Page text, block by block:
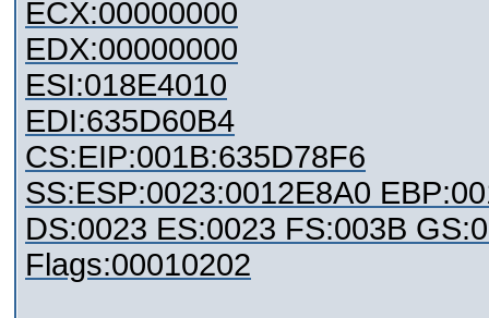
ECX:00000000
EDX:00000000
ESI:018E4010
EDI:635D60B4
CS:EIP:001B:635D78F6
SS:ESP:0023:0012E8A0
DS:0023 ES:0023 FS:003B
Flags:00010202